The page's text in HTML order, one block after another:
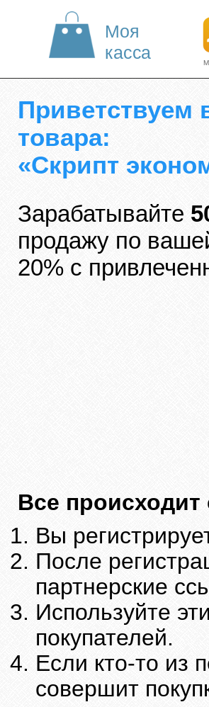
Моя
касса
Приветствуем
товара:
«Скрипт
Зарабатывайте
продажу по
20% с
Все
Вы
После
партнерские
Используйте
покупателей.
Если кто-то из
совершит